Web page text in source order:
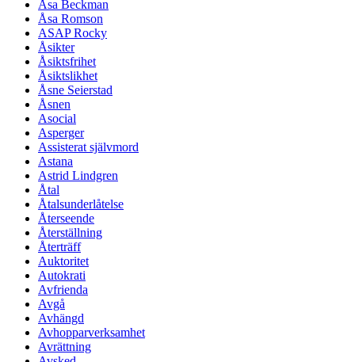
Åsa Beckman
Åsa Romson
ASAP Rocky
Åsikter
Åsiktsfrihet
Åsiktslikhet
Åsne Seierstad
Åsnen
Asocial
Asperger
Assisterat självmord
Astana
Astrid Lindgren
Åtal
Åtalsunderlåtelse
Återseende
Återställning
Återträff
Auktoritet
Autokrati
Avfrienda
Avgå
Avhängd
Avhopparverksamhet
Avrättning